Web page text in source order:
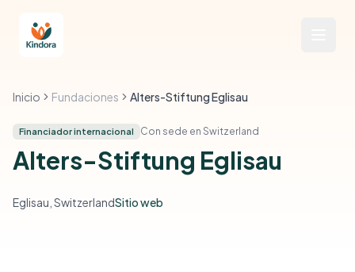
Inicio Fundaciones Alters-Stiftung Eglisau
Financiador internacional Con sede en Switzerland
Alters-Stiftung Eglisau
Eglisau, SwitzerlandSitio web